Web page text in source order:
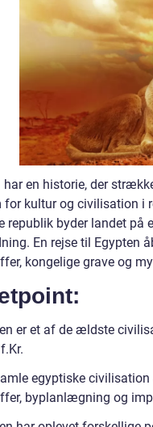
har en historie, der
for kultur og civilisation i
republik byder landet
En rejse til Egypten
kongelige grave og
er et af de ældste
egyptiske
byplanlægning og